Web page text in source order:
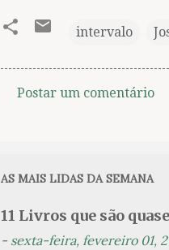
intervalo
e
t
á
Postar um comentário
AS MAIS LIDAS DA SEMANA
11 Livros que são
- sexta-feira, fevereiro 01,